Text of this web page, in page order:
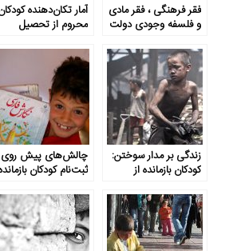
فقر فرهنگی ، فقر مادی
و فلسفه وجودی دولت
آمار تکان‌دهنده
محروم از تحصیل
زندگی بر مدار سوختن:
کودکان بازمانده از
سیستان‌وبلوچستان
وارد چرخه قاچاق
سوخت می شوند
چالش‌های پیش روی
ثبت‌نام کودکان